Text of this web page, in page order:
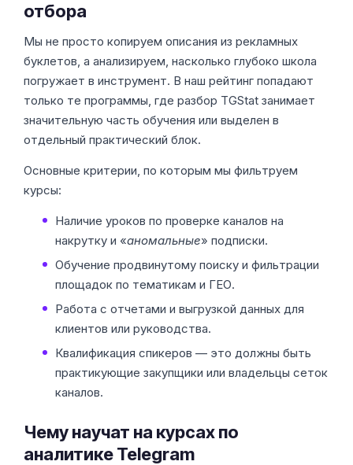
отбора
Мы не просто копируем описания из рекламных
буклетов, а анализируем, насколько глубоко школа
погружает в инструмент. В наш рейтинг попадают
только те программы, где разбор TGStat занимает
значительную часть обучения или выделен в
отдельный практический блок.
Основные критерии, по которым мы фильтруем
курсы:
Наличие уроков по проверке каналов на
накрутку и «аномальные» подписки.
Обучение продвинутому поиску и фильтрации
площадок по тематикам и ГЕО.
Работа с отчетами и выгрузкой данных для
клиентов или руководства.
Квалификация спикеров — это должны быть
практикующие закупщики или владельцы сеток
каналов.
Чему научат на курсах по
аналитике Telegram